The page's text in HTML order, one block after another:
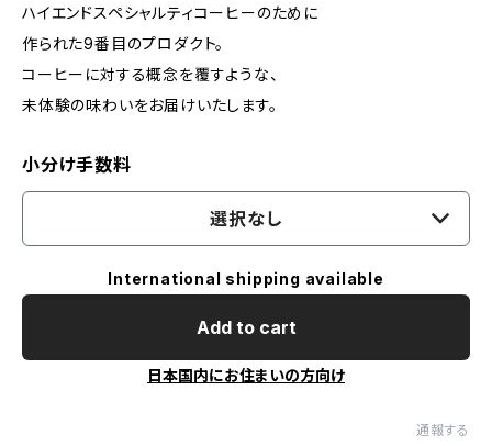
ハイエンドスペシャルティコーヒーのために
作られた9番目のプロダクト。
コーヒーに対する概念を覆すような、
未体験の味わいをお届けいたします。
小分け手数料
選択なし
International shipping available
Add to cart
日本国内にお住まいの方向け
通報する